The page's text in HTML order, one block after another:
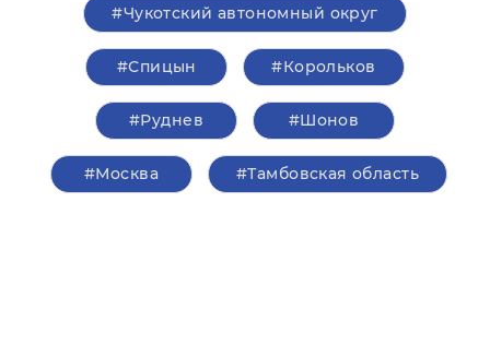
#Чукотский автономный округ
#Спицын #Корольков
#Руднев #Шонов
#Москва #Тамбовская область